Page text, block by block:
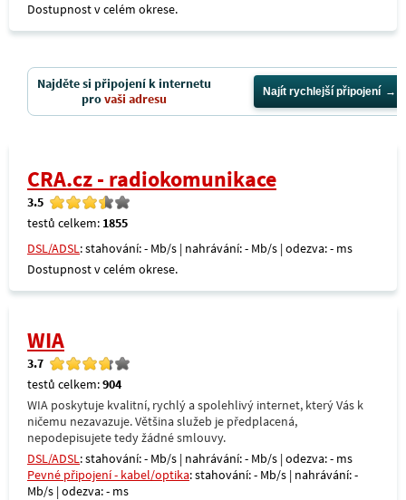
Dostupnost v celém okrese.
Najděte si připojení k internetu
provaši adresu Najít rychlejší připojení
CRA.cz - radiokomunikace
3.5
testů celkem: 1855
DSL/ADSL: stahování: - Mb/s | nahrávání: - Mb/s | odezva: - ms
Dostupnost v celém okrese.
WIA
3.7
testů celkem:904
WIA poskytuje kvalitní, rychlý a spolehlivý internet, který Vás k
ničemu nezavazuje. Většina služeb je předplacená,
nepodepisujete tedy žádné smlouvy.
DSL/ADSL: stahování: - Mb/s | nahrávání: - Mb/s | odezva: - ms
Pevné připojení - kabel/optika: stahování: - Mb/s | nahrávání: -
Mb/s | odezva: - ms